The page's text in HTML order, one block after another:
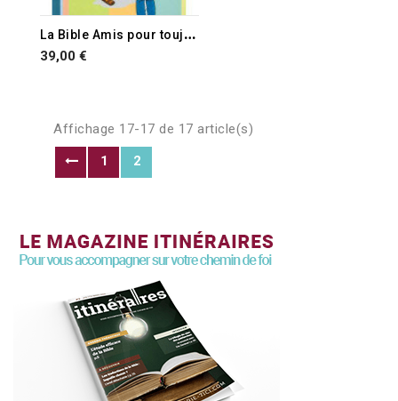
L
a Bible Amis pour toujours
39,00 €
Affichage 17-17 de 17 article(s)
1
2